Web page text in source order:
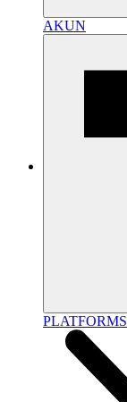
AKUN
PLATFORMS